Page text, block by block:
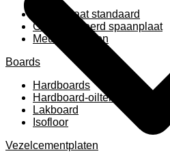
Spaanplaat standaard
Geplastificeerd spaanplaat
Meubelpanelen
Boards
Hardboards
Hardboard-oiltemperated
Lakboard
Isofloor
Vezelcementplaten